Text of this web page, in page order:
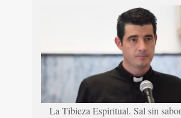
La Tibieza Espiritual. Sal sin